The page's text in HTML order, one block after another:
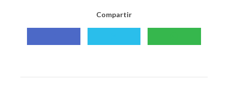
Compartir
Compartir
Compartir
Compartir